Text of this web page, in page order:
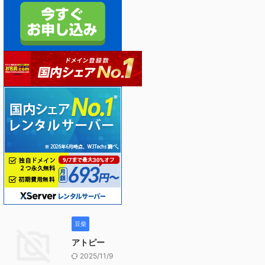
豆柴
アトピー
2025/11/9